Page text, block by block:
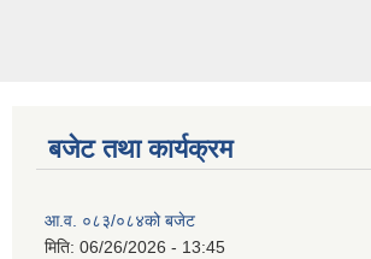
बजेट तथा कार्यक्रम
आ.व. ०८३/०८४को बजेट
मिति: 06/26/2026 - 13:45